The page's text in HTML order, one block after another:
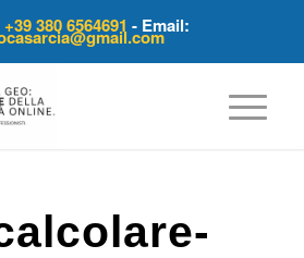
+39 380 6564691 - Email: